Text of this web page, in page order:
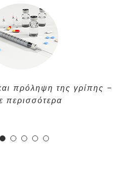
πρόληψη της γρίπης –
περισσότερα